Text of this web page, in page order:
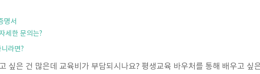
명서
세한 문의는?
라면?
싶은 건 많은데 교육비가 부담되시나요? 평생교육 바우처를 통해 배우고 싶